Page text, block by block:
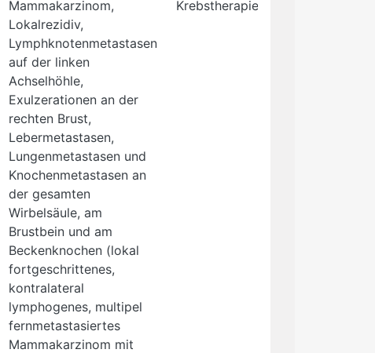
Mammakarzinom,
Lokalrezidiv,
Lymphknotenmetastasen
auf der linken
Achselhöhle,
Exulzerationen an der
rechten Brust,
Lebermetastasen,
Lungenmetastasen und
Knochenmetastasen an
der gesamten
Wirbelsäule, am
Brustbein und am
Beckenknochen (lokal
fortgeschrittenes,
kontralateral
lymphogenes, multipel
fernmetastasiertes
Mammakarzinom mit
Krebstherapie